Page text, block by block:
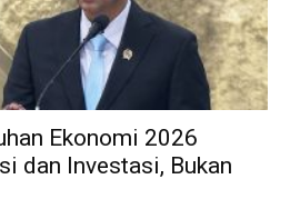
Ekonomi 2026
dan Investasi, Bukan